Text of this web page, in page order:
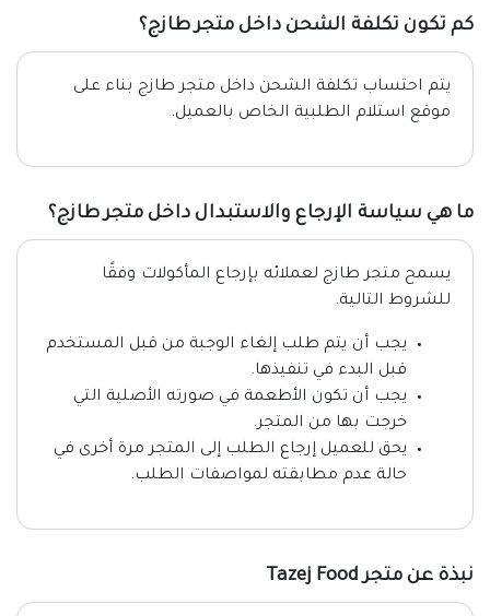
كم تكون تكلفة الشحن داخل متجر طازج؟
يتم احتساب تكلفة الشحن داخل متجر طازج بناء على
موقع استلام الطلبية الخاص بالعميل.
ما هي سياسة الإرجاع والاستبدال داخل متجر طازج؟
يسمح متجر طازج لعملائه بإرجاع المأكولات وفقًا
للشروط التالية.
يجب أن يتم طلب إلغاء الوجبة من قبل المستخدم
قبل البدء في تنفيذها.
يجب أن تكون الأطعمة في صورته الأصلية التي
خرجت بها من المتجر.
يحق للعميل إرجاع الطلب إلى المتجر مرة أخرى في
حالة عدم مطابقته لمواصفات الطلب.
نبذة عن متجر Tazej Food